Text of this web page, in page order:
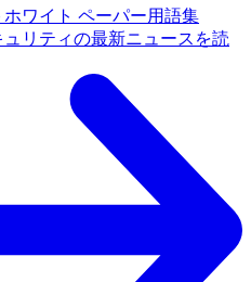
ホワイト ペーパー用語集
リティの最新ニュースを読